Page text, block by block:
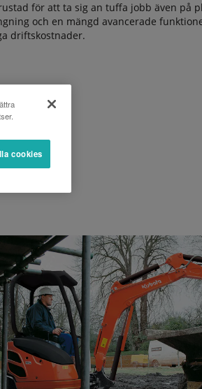
för att ta sig an tuffa jobb även på
och en mängd avancerade
driftskostnader.
cookies